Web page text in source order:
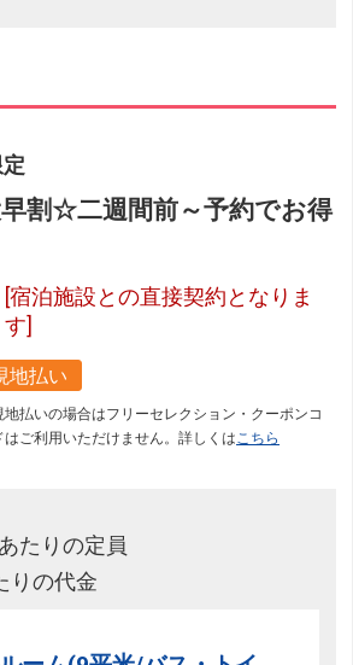
割☆二週間前～予約でお得
[宿泊施設との直接契約となりま
す]
地払い
払いの場合はフリーセレクション・クーポンコ
はご利用いただけません。詳しくはこちら
たりの定員
りの代金
をご利用いただけない商品